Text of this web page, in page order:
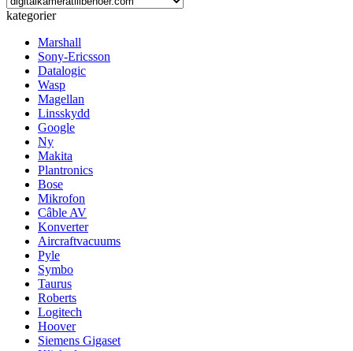
kategorier
Marshall
Sony-Ericsson
Datalogic
Wasp
Magellan
Linsskydd
Google
Ny
Makita
Plantronics
Bose
Mikrofon
Câble AV
Konverter
Aircraftvacuums
Pyle
Symbo
Taurus
Roberts
Logitech
Hoover
Siemens Gigaset